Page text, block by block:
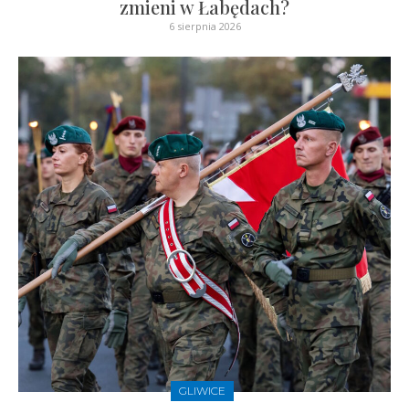
zmieni w Łabędach?
6 sierpnia 2026
GLIWICE